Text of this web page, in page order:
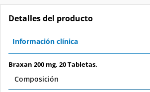
Detalles del producto
Información clínica
Braxan 200 mg, 20 Tabletas.
Composición